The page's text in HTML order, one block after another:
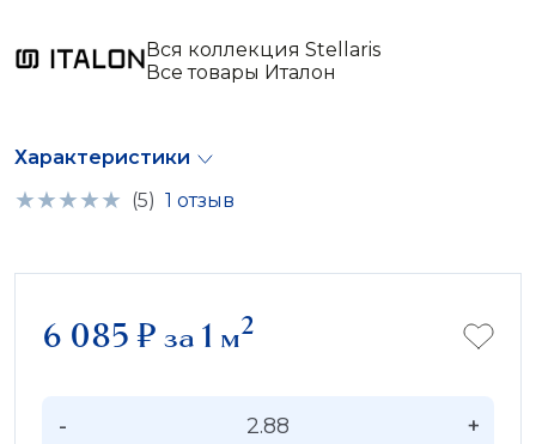
Вся коллекция Stellaris
Все товары Италон
Характеристики
(5) 1 отзыв
6 085₽за 1 м2
- +